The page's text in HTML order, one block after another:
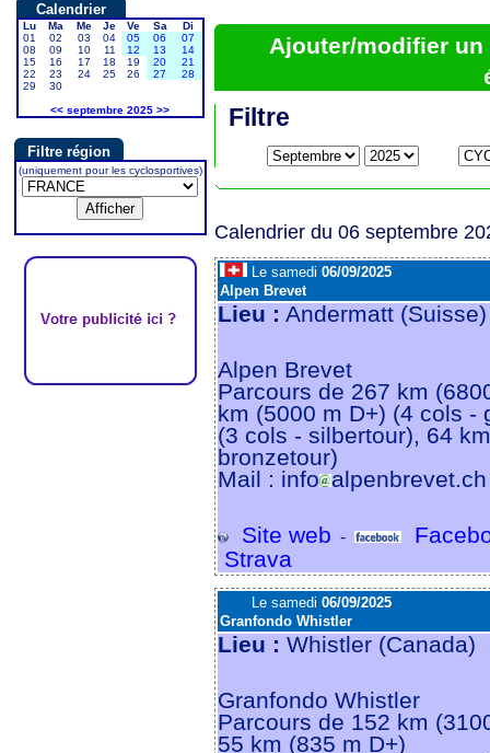
Calendrier
Lu Ma Me Je Ve Sa
Di
01
02 03 04 05 06
07
08
09 10 11 12 13
14
15
16 17 18 19 20
21
22
23 24 25 26 27
28
29
30
<< septembre 2025 >>
Filtre région
(uniquement pour les cyclosportives)
Ajouter/modifier un
Filtre
Calendrier du 06 septembre
Le samedi 06/09/2025
Alpen Brevet
Lieu : Andermatt
Alpen Brevet
Parcours de 267 km
km (5000 m D+) (4 cols -
(3 cols - silbertour), 64
bronzetour)
Mail : info alpenbrevet.ch
Site web -
Strava
Le samedi 06/09/2025
Granfondo Whistler
Lieu : Whistler
Granfondo Whistler
Parcours de 152 km
55 km (835 m D+)